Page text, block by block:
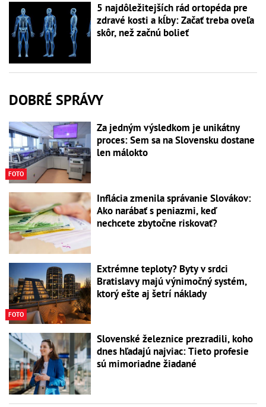
5 najdôležitejších rád ortopéda pre
zdravé kosti a kĺby: Začať treba oveľa
skôr, než začnú bolieť
DOBRÉ SPRÁVY
FOTO
Za jedným výsledkom je unikátny
proces: Sem sa na Slovensku dostane
len málokto
Inflácia zmenila správanie Slovákov:
Ako narábať s peniazmi, keď
nechcete zbytočne riskovať?
FOTO
Extrémne teploty? Byty v srdci
Bratislavy majú výnimočný systém,
ktorý ešte aj šetrí náklady
Slovenské železnice prezradili, koho
dnes hľadajú najviac: Tieto profesie
sú mimoriadne žiadané